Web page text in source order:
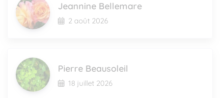
Jeannine Bellemare
2 août 2026
Pierre Beausoleil
18 juillet 2026